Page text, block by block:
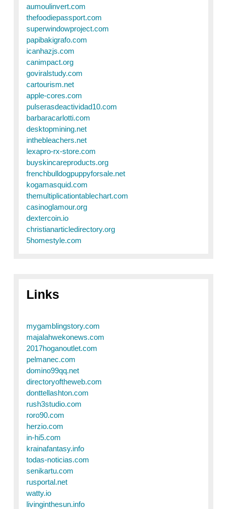
aumoulinvert.com
thefoodiepassport.com
superwindowproject.com
papibakigrafo.com
icanhazjs.com
canimpact.org
goviralstudy.com
cartourism.net
apple-cores.com
pulserasdeactividad10.com
barbaracarlotti.com
desktopmining.net
inthebleachers.net
lexapro-rx-store.com
buyskincareproducts.org
frenchbulldogpuppyforsale.net
kogamasquid.com
themultiplicationtablechart.com
casinoglamour.org
dextercoin.io
christianarticledirectory.org
5homestyle.com
Links
mygamblingstory.com
majalahwekonews.com
2017hoganoutlet.com
pelmanec.com
domino99qq.net
directoryoftheweb.com
donttellashton.com
rush3studio.com
roro90.com
herzio.com
in-hi5.com
krainafantasy.info
todas-noticias.com
senikartu.com
rusportal.net
watty.io
livinginthesun.info